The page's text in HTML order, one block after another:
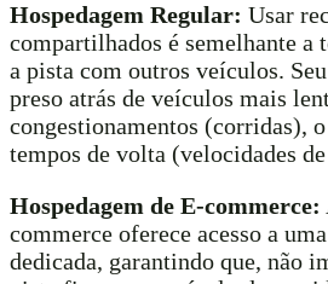
Hospedagem Regular: Usar
compartilhados é semelhante a
a pista com outros veículos.
preso atrás de veículos mais
congestionamentos (corridas),
tempos de volta (velocidades
Hospedagem de E-commerce:
commerce oferece acesso a
dedicada, garantindo que, não